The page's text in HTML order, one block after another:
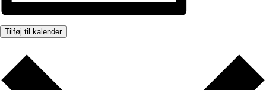
Tilføj til kalender